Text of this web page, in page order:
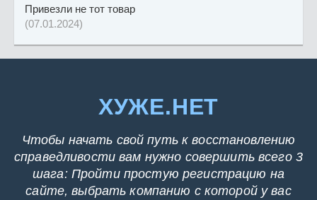
Привезли не тот товар
(07.01.2024)
ХУЖЕ.НЕТ
Чтобы начать свой путь к восстановлению
справедливости вам нужно совершить всего 3
шага: Пройти простую регистрацию на
сайте, выбрать компанию с которой у вас